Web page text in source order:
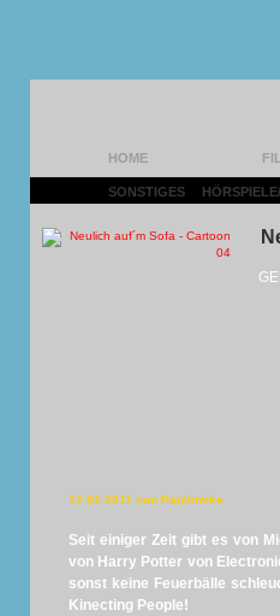
HOME
SONSTIGES
12.02.2011 von Panikmike
Seit einiger Zeit gibt es von
von Harry Potter von
sonst keine Feuerbälle
Kinecting People!